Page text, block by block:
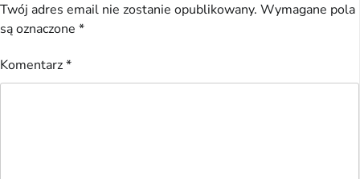
Twój adres email nie zostanie opublikowany. Wymagane pola
są oznaczone *
Komentarz*